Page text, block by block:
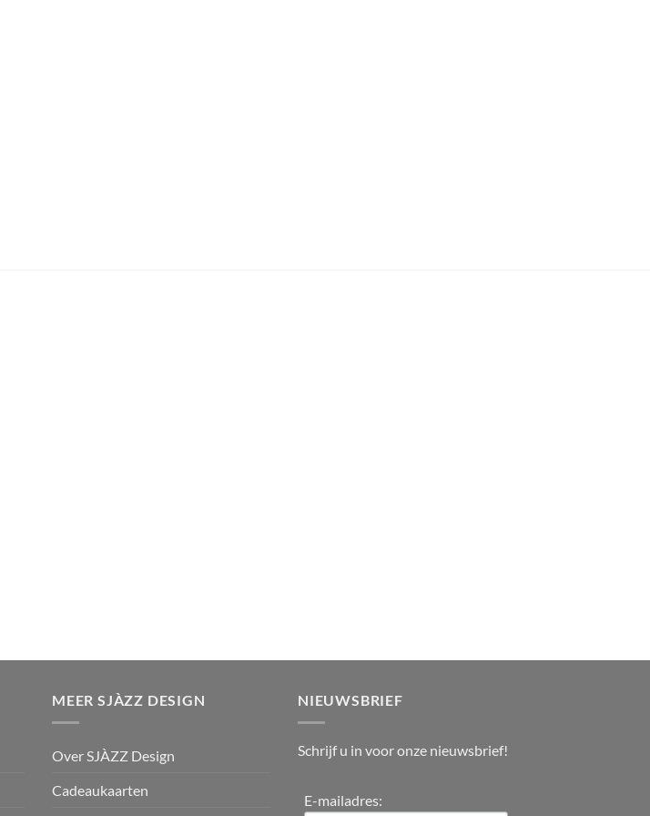
MEER SJÀZZ DESIGN
Over SJÀZZ Design
Cadeaukaarten
NIEUWSBRIEF
Schrijf u in voor onze nieuwsbrief!
E-mailadres: